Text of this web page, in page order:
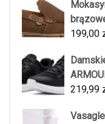
199,00
219,99